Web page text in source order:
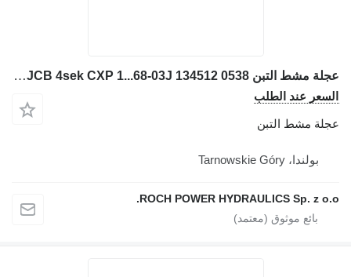
عجلة مشط التبن JCB 4sek CXP 1...68-03J 134512 0538 لـ حفارة JCB JS160W
السعر عند الطلب
عجلة مشط التبن
بولندا، Tarnowskie Góry
ROCH POWER HYDRAULICS Sp. z o.o.